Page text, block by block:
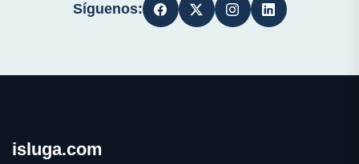
Síguenos:
isluga.com